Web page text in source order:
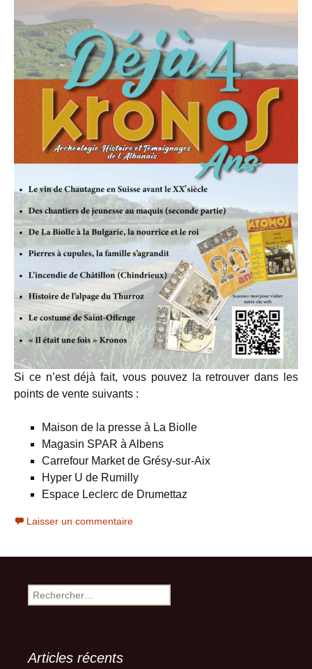
Si ce n’est déjà fait, vous pouvez la retrouver dans les
points de vente suivants :
Maison de la presse à La Biolle
Magasin SPAR à Albens
Carrefour Market de Grésy-sur-Aix
Hyper U de Rumilly
Espace Leclerc de Drumettaz
Laisser un commentaire
Rechercher :
Articles récents